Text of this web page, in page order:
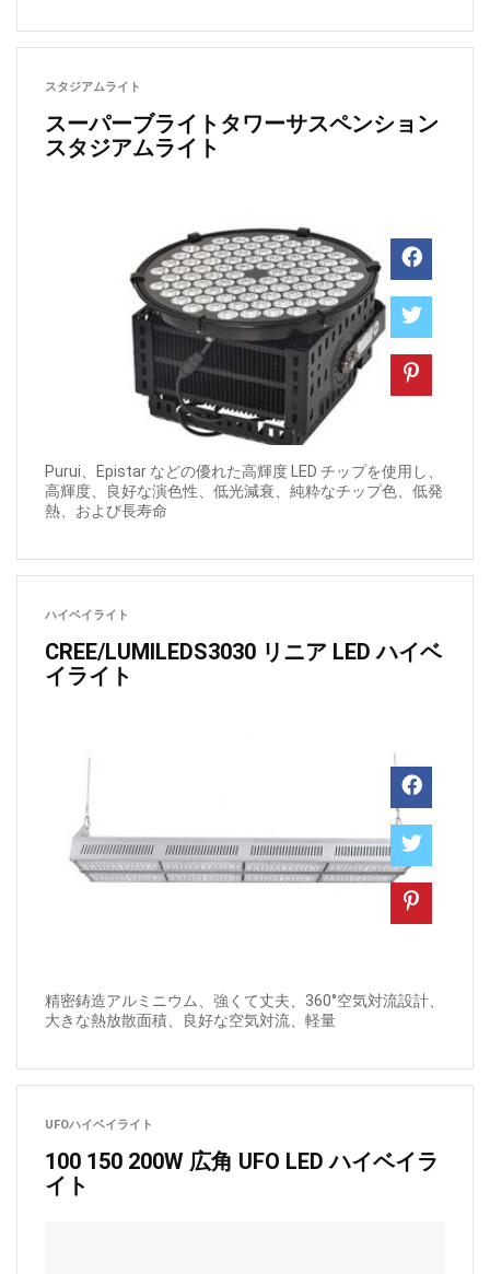
スタジアムライト
スーパーブライトタワーサスペンション
スタジアムライト
Purui、Epistar などの優れた高輝度 LED チップを使用し、
高輝度、良好な演色性、低光減衰、純粋なチップ色、低発
熱、および長寿命
ハイベイライト
CREE/LUMILEDS3030 リニア LED ハイベ
イライト
精密鋳造アルミニウム、強くて丈夫、360°空気対流設計、
大きな熱放散面積、良好な空気対流、軽量
UFOハイベイライト
100 150 200W 広角 UFO LED ハイベイラ
イト